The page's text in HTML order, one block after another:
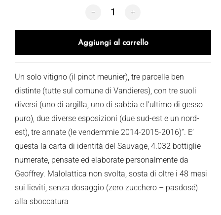
Champagne DELOUVIN-NOWACK
Aggiungi al carrello
Un solo vitigno (il pinot meunier), tre parcelle ben
distinte (tutte sul comune di Vandieres), con tre suoli
diversi (uno di argilla, uno di sabbia e l’ultimo di gesso
puro), due diverse esposizioni (due sud-est e un nord-
est), tre annate (le vendemmie 2014-2015-2016)”. E’
questa la carta di identità del Sauvage, 4.032 bottiglie
numerate, pensate ed elaborate personalmente da
Geoffrey. Malolattica non svolta, sosta di oltre i 48 mesi
sui lieviti, senza dosaggio (zero zucchero – pasdosé)
alla sboccatura